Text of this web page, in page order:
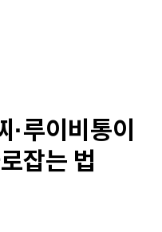
루이비통이
잡는 법